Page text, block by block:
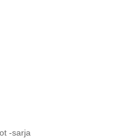
-sarja